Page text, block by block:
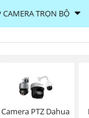
CAMERA TRỌN BỘ
Camera PTZ Dahua